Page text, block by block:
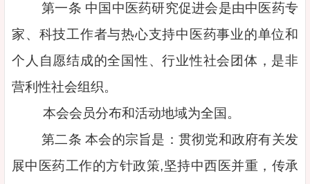
第一条 中国中医药研究促进会是由中医药专
家、科技工作者与热心支持中医药事业的单位和
个人自愿结成的全国性、行业性社会团体，是非
营利性社会组织。
本会会员分布和活动地域为全国。
第二条 本会的宗旨是：贯彻党和政府有关发
展中医药工作的方针政策,坚持中西医并重，传承